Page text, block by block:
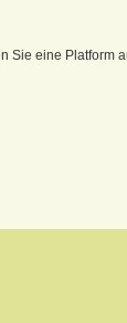
Sie eine Platform